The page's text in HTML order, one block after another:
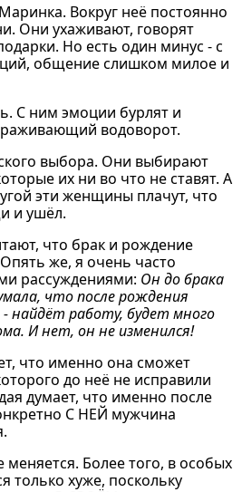
Вокруг неё постоянно
Они ухаживают, говорят
Но есть один минус - с
общение слишком милое и
С ним эмоции бурлят и
водоворот.
выбора. Они выбирают
их ни во что не ставят. А
эти женщины плачут, что
и ушёл.
что брак и рождение
же, я очень часто
рассуждениями: Он до брака
что после рождения
найдёт работу, будет много
И нет, он не изменился!
что именно она сможет
до неё не исправили
думает, что именно после
С НЕЙ мужчина
меняется. Более того, в особых
только хуже, поскольку